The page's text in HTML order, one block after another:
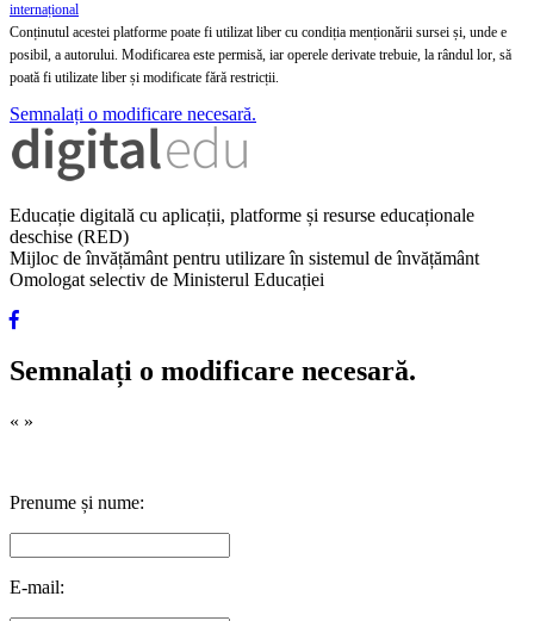
internațional
Conținutul acestei platforme poate fi utilizat liber cu condiția menționării sursei și, unde e
posibil, a autorului. Modificarea este permisă, iar operele derivate trebuie, la rândul lor, să
poată fi utilizate liber și modificate fără restricții.
Semnalați o modificare necesară.
Educație digitală cu aplicații, platforme și resurse educaționale
deschise (RED)
Mijloc de învățământ pentru utilizare în sistemul de învățământ
Omologat selectiv de Ministerul Educației
Semnalați o modificare necesară.
« »
Prenume și nume:
E-mail: